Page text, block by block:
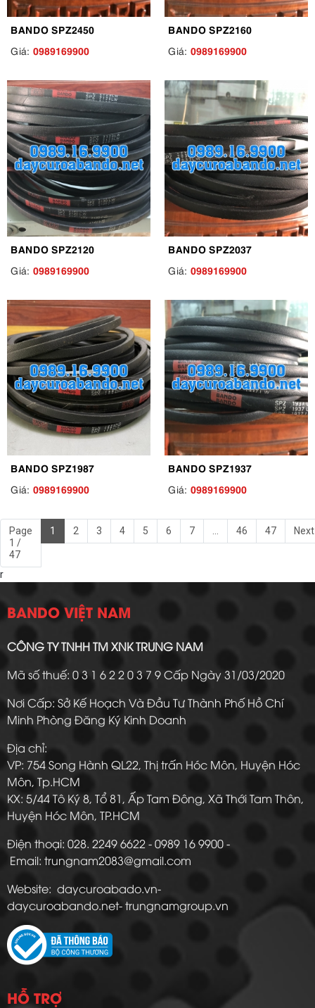
BANDO SPZ2450
Giá: 0989169900
BANDO SPZ2160
Giá: 0989169900
BANDO SPZ2120
Giá: 0989169900
BANDO SPZ2037
Giá: 0989169900
BANDO SPZ1987
Giá: 0989169900
BANDO SPZ1937
Giá: 0989169900
Page
1 /
47
1 2 3 4 5 6 7 ... 46 47 Next
r
BANDO VIỆT NAM
CÔNG TY TNHH TM XNK TRUNG NAM
Mã số thuế: 0 3 1 6 2 2 0 3 7 9 Cấp Ngày 31/03/2020
Nơi Cấp: Sở Kế Hoạch Và Đầu Tư Thành Phố Hồ Chí
Minh Phòng Đăng Ký Kinh Doanh
Địa chỉ:
VP: 754 Song Hành QL22, Thị trấn Hóc Môn, Huyện Hóc
Môn, Tp.HCM
KX: 5/44 Tô Ký 8, Tổ 81, Ấp Tam Đông, Xã Thới Tam Thôn,
Huyện Hóc Môn, TP.HCM
Điện thoại: 028. 2249 6622 - 0989 16 9900 -
Email: trungnam2083@gmail.com
Website: daycuroabado.vn-
daycuroabando.net- trungnamgroup.vn
HỖ TRỢ